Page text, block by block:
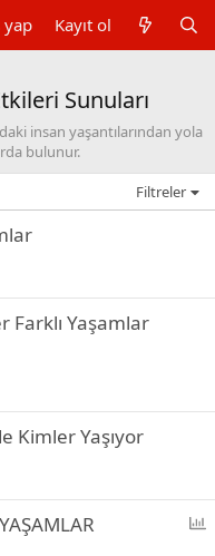
yap Kayıt ol
Sunuları
insan yaşantılarından yola
bulunur.
Filtreler
Farklı Yaşamlar
Kimler Yaşıyor